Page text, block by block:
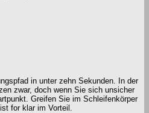
in unter zehn Sekunden. In der
zwar, doch wenn Sie sich unsicher
Greifen Sie im Schleifenkörper
for klar im Vorteil.